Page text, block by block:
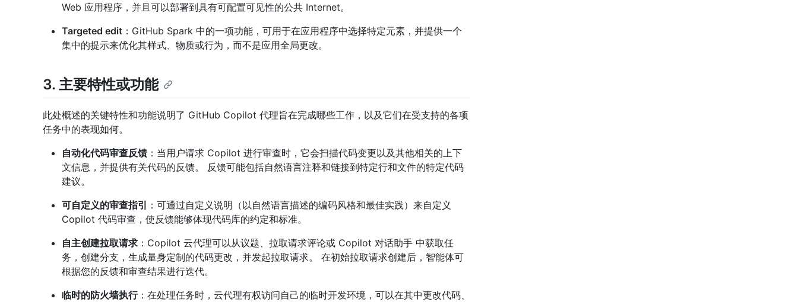
Web 应用程序，并且可以部署到具有可配置可见性的公共 Internet。
Targeted edit ：GitHub Spark 中的一项功能，可用于在应用程序中选择特定元素，并提供一个
集中的提示来优化其样式、物质或行为，而不是应用全局更改。
3. 主要特性或功能
此处概述的关键特性和功能说明了 GitHub Copilot 代理旨在完成哪些工作，以及它们在受支持的各项
任务中的表现如何。
自动化代码审查反馈 ：当用户请求 Copilot 进行审查时，它会扫描代码变更以及其他相关的上下
文信息，并提供有关代码的反馈。 反馈可能包括自然语言注释和链接到特定行和文件的特定代码
建议。
可自定义的审查指引 ：可通过自定义说明（以自然语言描述的编码风格和最佳实践）来自定义
Copilot 代码审查，使反馈能够体现代码库的约定和标准。
自主创建拉取请求 ：Copilot 云代理可以从议题、拉取请求评论或 Copilot 对话助手 中获取任
务，创建分支，生成量身定制的代码更改，并发起拉取请求。 在初始拉取请求创建后，智能体可
根据您的反馈和审查结果进行迭代。
临时的防火墙执行：在处理任务时，云代理有权访问自己的临时开发环境，可以在其中更改代码、